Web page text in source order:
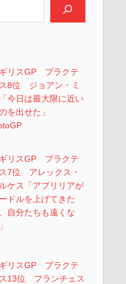
リスGP プラクテ
8位 ジョアン・ミ
今日は最大限に近い
を出せた」
リスGP プラクテ
7位 アレックス・
ケス「アプリリアが
ドルを上げてきた
自分たちも遠くな
リスGP プラクテ
13位 フランチェス